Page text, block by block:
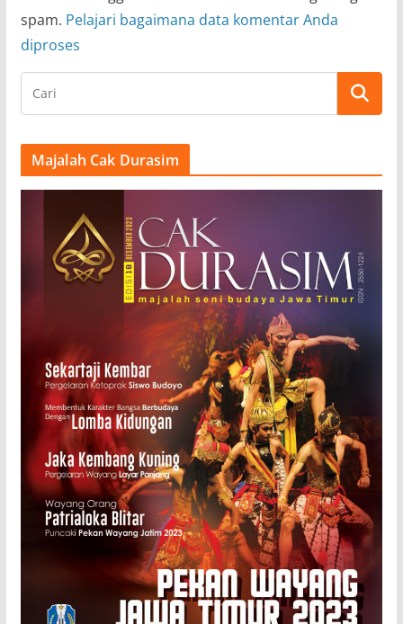
spam. Pelajari bagaimana data komentar Anda
diproses
Majalah Cak Durasim